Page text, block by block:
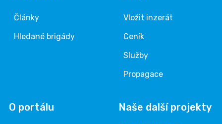
Články
Hledané brigády
Vložit inzerát
Ceník
Služby
Propagace
O portálu Naše další projekty